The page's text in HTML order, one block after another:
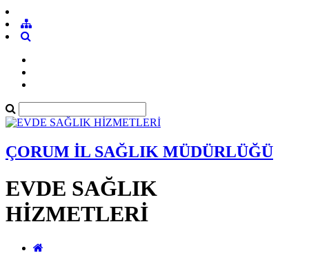
ÇORUM İL SAĞLIK MÜDÜRLÜĞÜ
EVDE SAĞLIK
HİZMETLERİ